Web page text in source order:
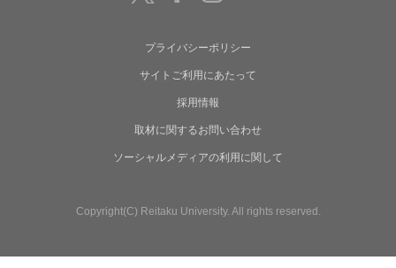
プライバシーポリシー
サイトご利用にあたって
採用情報
取材に関するお問い合わせ
ソーシャルメディアの利用に関して
Copyright(C) Reitaku University. All rights reserved.